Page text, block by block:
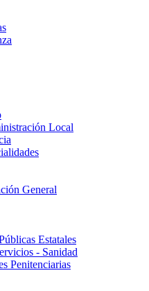
Local
General
Estatales
- Sanidad
Penitenciarias